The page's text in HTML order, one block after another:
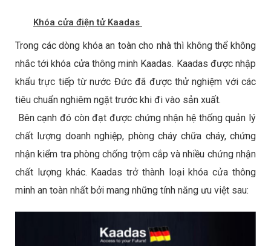
Khóa cửa điện tử Kaadas
Trong các dòng khóa an toàn cho nhà thì không thể không
nhắc tới khóa cửa thông minh Kaadas. Kaadas được nhập
khẩu trực tiếp từ nước Đức đã được thử nghiệm với các
tiêu chuẩn nghiêm ngặt trước khi đi vào sản xuất.
Bên cạnh đó còn đạt được chứng nhận hệ thống quản lý
chất lượng doanh nghiệp, phòng cháy chữa cháy, chứng
nhận kiểm tra phòng chống trộm cắp và nhiều chứng nhận
chất lượng khác. Kaadas trở thành loại khóa cửa thông
minh an toàn nhất bởi mang những tính năng ưu việt sau: